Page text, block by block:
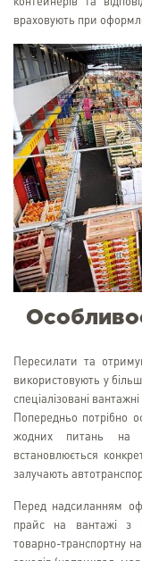
враховують при
Пересилати та
використовують у
спеціалізовані
Попередньо потрібно
жодних питань на
встановлюється
залучають
Перед надсиланням
прайс на вантажі з
товарно-транспортну